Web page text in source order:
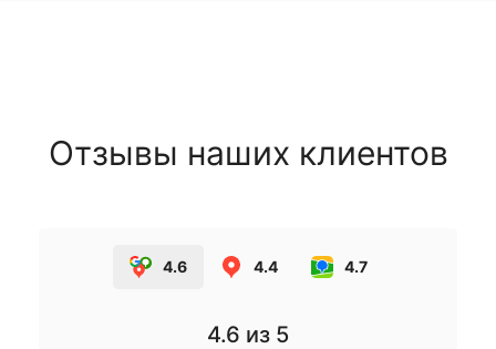
Отзывы наших клиентов
4.6 4.4 4.7
4.6 из 5